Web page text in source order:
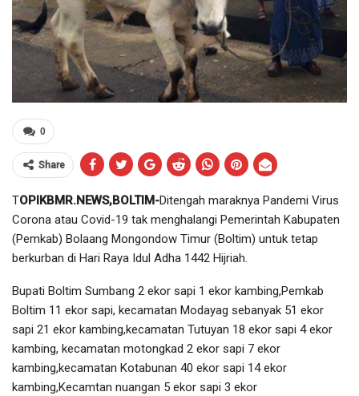
0
Share
TOPIKBMR.NEWS,BOLTIM-Ditengah maraknya Pandemi Virus
Corona atau Covid-19 tak menghalangi Pemerintah Kabupaten
(Pemkab) Bolaang Mongondow Timur (Boltim) untuk tetap
berkurban di Hari Raya Idul Adha 1442 Hijriah.
Bupati Boltim Sumbang 2 ekor sapi 1 ekor kambing,Pemkab
Boltim 11 ekor sapi, kecamatan Modayag sebanyak 51 ekor
sapi 21 ekor kambing,kecamatan Tutuyan 18 ekor sapi 4 ekor
kambing, kecamatan motongkad 2 ekor sapi 7 ekor
kambing,kecamatan Kotabunan 40 ekor sapi 14 ekor
kambing,Kecamtan nuangan 5 ekor sapi 3 ekor